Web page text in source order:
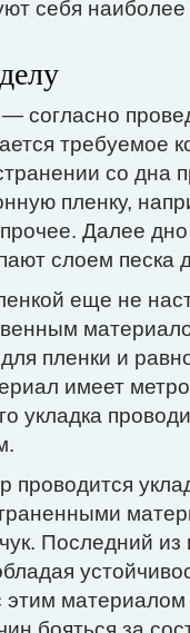
себя
согласно
требуемое
со дна
пленку,
Далее
слоем песка
еще не
пленки и
имеет
укладка
проводится
Последний из
материалом